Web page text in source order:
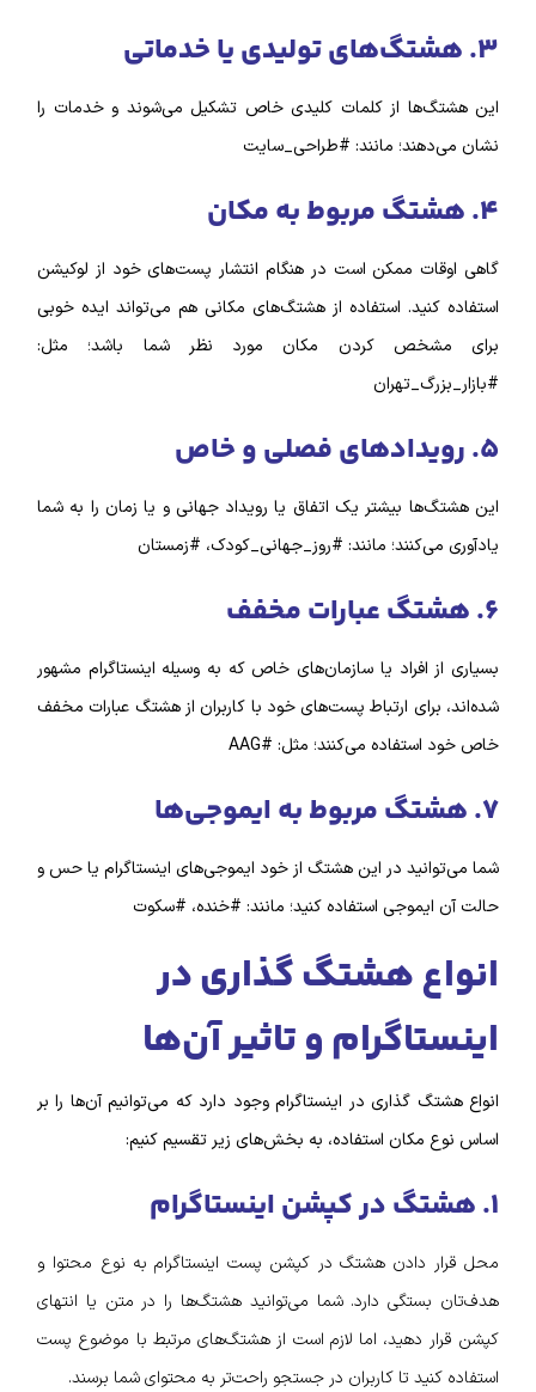
۳. هشتگ‌‌های تولیدی یا خدماتی
این هشتگ‌‌ها از کلمات کلیدی خاص تشکیل می‌شوند و خدمات را
نشان می‌دهند؛ مانند: #طراحی_سایت
۴. هشتگ مربوط به مکان
گاهی اوقات ممکن است در هنگام انتشار پست‌های خود از لوکیشن
استفاده کنید. استفاده از هشتگ‌‌های مکانی هم می‌تواند ایده خوبی
برای مشخص کردن مکان مورد نظر شما باشد؛ مثل:
#بازار_بزرگ_تهران
۵. رویدادهای فصلی و خاص
این هشتگ‌‌ها بیشتر یک اتفاق یا رویداد جهانی و یا زمان را به شما
یاد‌آوری می‌کنند؛ مانند: #روز_جهانی_کودک، #زمستان
۶. هشتگ عبارات مخفف
بسیاری از افراد یا سازمان‌های خاص که به وسیله اینستاگرام مشهور
شده‌اند، برای ارتباط پست‌های خود با کاربران از هشتگ عبارات مخفف
خاص خود استفاده می‌کنند؛ مثل: #AAG
۷. هشتگ مربوط به ایموجی‌ها
شما می‌توانید در این هشتگ از خود ایموجی‌های اینستاگرام یا حس و
حالت آن ایموجی استفاده کنید؛ مانند: #خنده، #سکوت
انواع هشتگ گذاری در
اینستاگرام و تاثیر آن‌ها
انواع هشتگ گذاری در اینستاگرام وجود دارد که می‌توانیم آن‌ها را بر
اساس نوع مکان استفاده، به بخش‌های زیر تقسیم کنیم:
١. هشتگ در کپشن اینستاگرام
محل قرار دادن هشتگ در کپشن پست اینستاگرام به نوع محتوا و
هدف‌تان بستگی دارد. شما می‌توانید هشتگ‌ها را در متن یا انتهای
کپشن قرار دهید، اما لازم است از هشتگ‌های مرتبط با موضوع پست
استفاده کنید تا کاربران در جستجو راحت‌تر به محتوای شما برسند.